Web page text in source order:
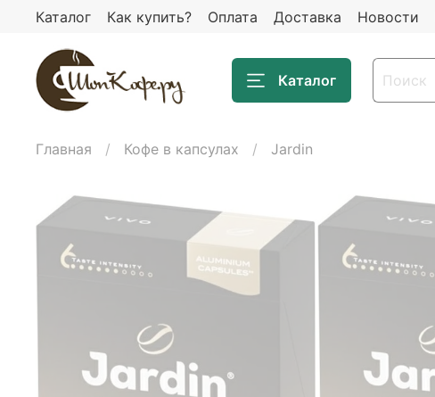
Каталог Как купить? Оплата Доставка Новости
Каталог
Главная Кофе в капсулах Jardin